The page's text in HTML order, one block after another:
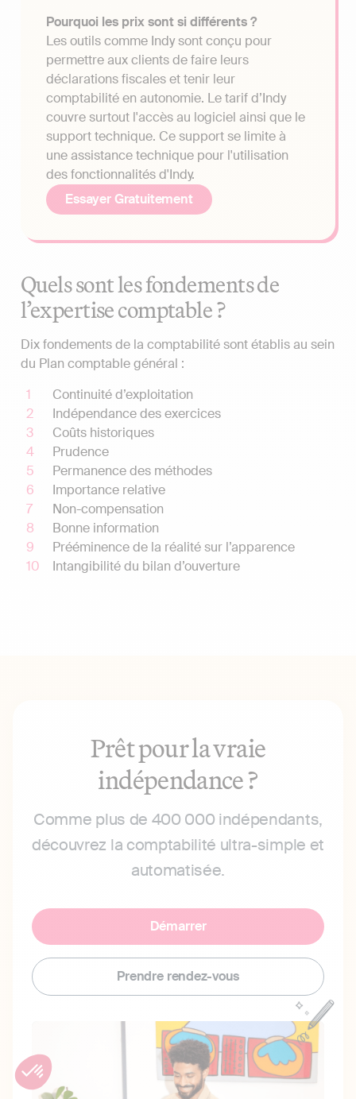
Pourquoi les prix sont si différents ?
Les outils comme Indy sont conçu pour
permettre aux clients de faire leurs
déclarations fiscales et tenir leur
comptabilité en autonomie. Le tarif d’Indy
couvre surtout l'accès au logiciel ainsi que le
support technique. Ce support se limite à
une assistance technique pour l'utilisation
des fonctionnalités d'Indy.
Essayer Gratuitement
Quels sont les fondements de
l’expertise comptable ?
Dix fondements de la comptabilité sont établis au sein
du Plan comptable général :
Continuité d’exploitation
Indépendance des exercices
Coûts historiques
Prudence
Permanence des méthodes
Importance relative
Non-compensation
Bonne information
Prééminence de la réalité sur l’apparence
Intangibilité du bilan d’ouverture
Prêt pour la vraie
indépendance ?
Comme plus de 400 000 indépendants,
découvrez la comptabilité ultra-simple et
automatisée.
Démarrer
Prendre rendez-vous